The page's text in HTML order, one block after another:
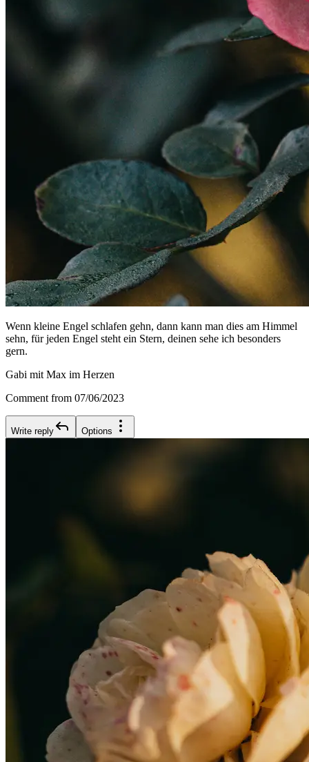
Wenn kleine Engel schlafen gehn, dann kann man dies am Himmel
sehn, für jeden Engel steht ein Stern, deinen sehe ich besonders
gern.
Gabi mit Max im Herzen
Comment from 07/06/2023
Write reply Options